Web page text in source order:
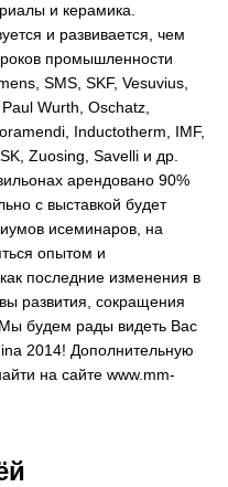
и керамика.
и развивается, чем
промышленности
SMS, SKF, Vesuvius,
Wurth, Oschatz,
Inductotherm, IMF,
Zuosing, Savelli и др.
арендовано 90%
с выставкой будет
исеминаров, на
опытом и
последние изменения в
развития, сокращения
будем рады видеть Вас
2014! Дополнительную
на сайте www.mm-